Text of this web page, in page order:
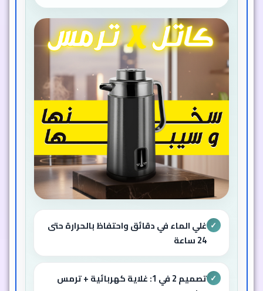
✓ غلي الماء في دقائق واحتفاظ بالحرارة حتى
24 ساعة
✓
تصميم 2 في 1: غلاية كهربائية + ترمس